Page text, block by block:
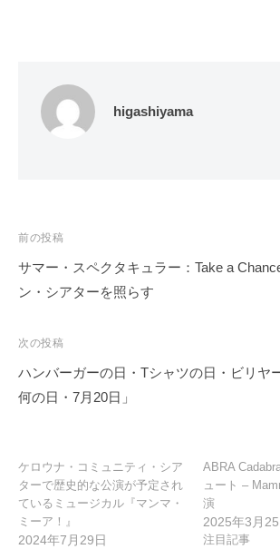
higashiyama
投
稿
ナ
ゲ
ー
シ
前の投稿
サマー・スペクタキュラー：Take a
ン・シアターを照らす
次の投稿
ハンバーガーの日・Tシャツの日・ビリヤ
何の日・7月20日」
ケロウナ・コミュニティ・シア
ターで歴史的な公演が予定され
ているミュージカル『マンマ・
ミーア！』
2024年7月29日
ABRA
ュート –
演
2025年3月25
注目記事